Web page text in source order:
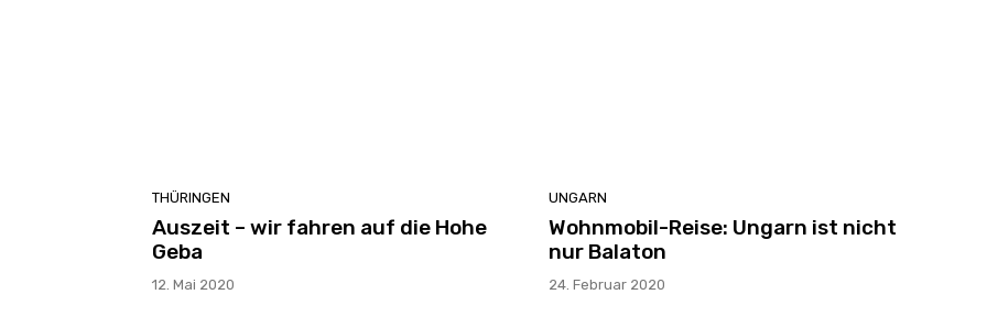
THÜRINGEN
Auszeit – wir fahren auf die Hohe
Geba
12. Mai 2020
UNGARN
Wohnmobil-Reise: Ungarn ist nicht
nur Balaton
24. Februar 2020